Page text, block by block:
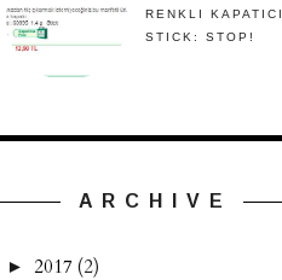
RENKLI KAPATICI
STICK: STOP!
A R C H I V E
► 2017 (2)